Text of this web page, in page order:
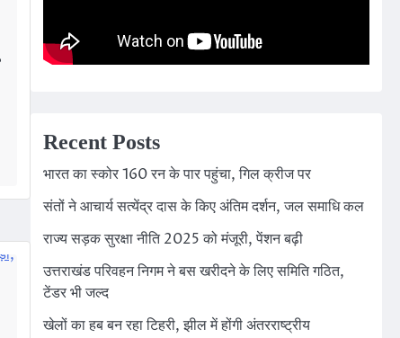
Recent Posts
भारत का स्कोर 160 रन के पार पहुंचा, गिल क्रीज पर
संतों ने आचार्य सत्येंद्र दास के किए अंतिम दर्शन, जल समाधि कल
राज्य सड़क सुरक्षा नीति 2025 को मंजूरी, पेंशन बढ़ी
उत्तराखंड परिवहन निगम ने बस खरीदने के लिए समिति गठित,
टेंडर भी जल्द
खेलों का हब बन रहा टिहरी, झील में होंगी अंतरराष्ट्रीय